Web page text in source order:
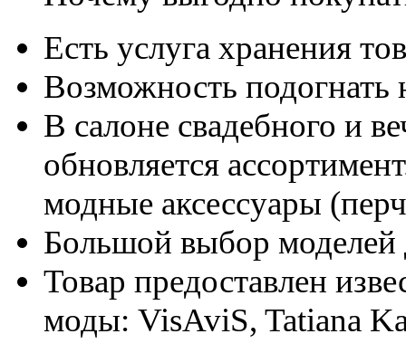
Есть услуга хранения
Возможность подогнать
В салоне свадебного и
обновляется
модные аксессуары
Большой выбор моделей
Товар предоставлен
моды: VisAviS, Tatiana